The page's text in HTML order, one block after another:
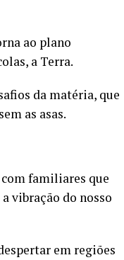
ao plano
a Terra.
da matéria, que
as asas.
familiares que
vibração do nosso
em regiões